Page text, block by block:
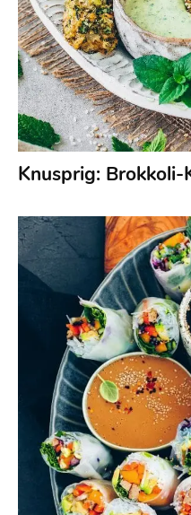
Knusprig: Brokkoli-